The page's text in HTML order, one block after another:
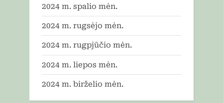
2024 m. spalio mėn.
2024 m. rugsėjo mėn.
2024 m. rugpjūčio mėn.
2024 m. liepos mėn.
2024 m. birželio mėn.